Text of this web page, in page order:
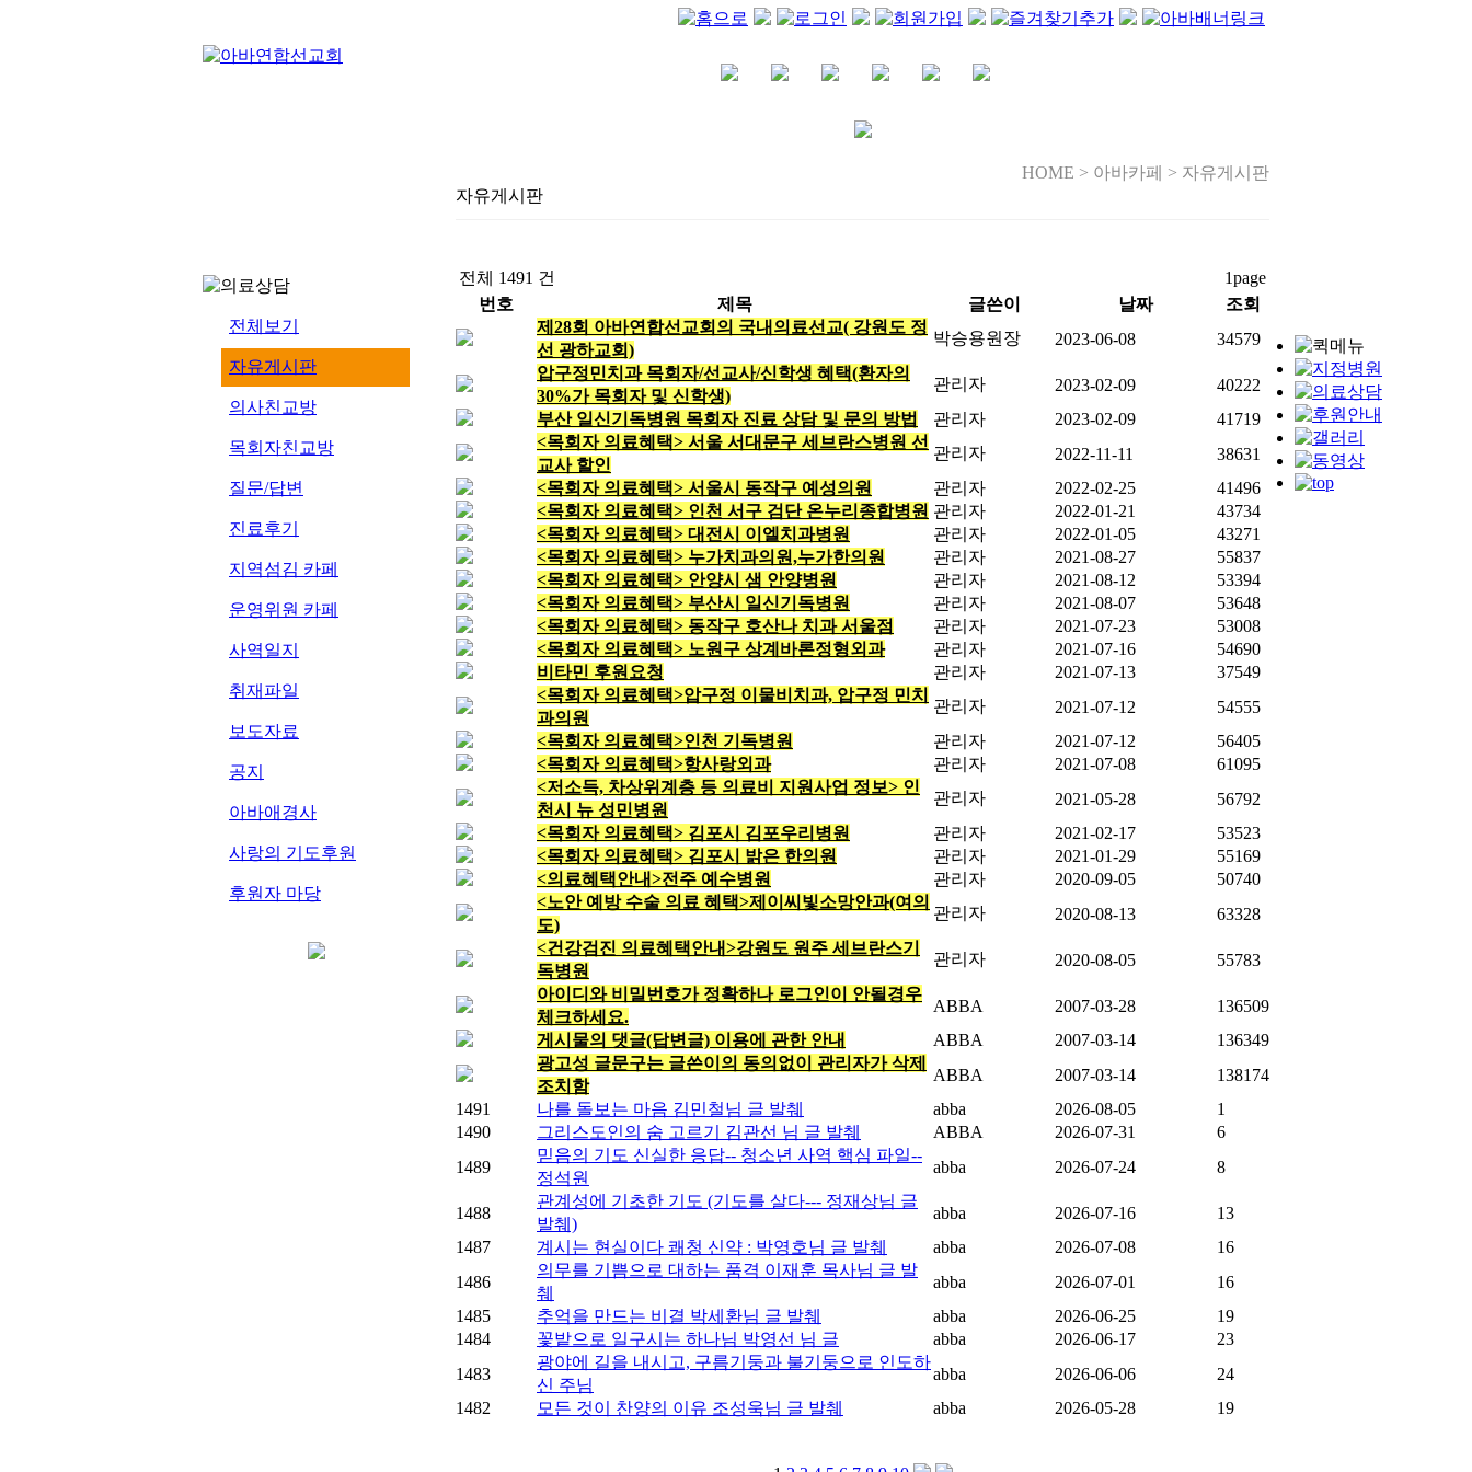
전체보기
자유게시판
의사친교방
목회자친교방
질문/답변
진료후기
지역섬김 카페
운영위원 카페
사역일지
취재파일
보도자료
공지
아바애경사
사랑의 기도후원
후원자 마당
HOME > 아바카페 > 자유게시판
자유게시판
전체 1491 건
1page
번호
제목 글쓴이 날짜
조회
제28회 아바연합선교회의 국내의료선교( 강원도 정
선 광하교회)
박승용원장 2023-06-08
34579
압구정민치과 목회자/선교사/신학생 혜택(환자의
30%가 목회자 및 신학생)
관리자 2023-02-09
40222
부산 일신기독병원 목회자 진료 상담 및 문의 방법
관리자 2023-02-09
41719
<목회자 의료혜택> 서울 서대문구 세브란스병원 선
교사 할인
관리자 2022-11-11
38631
<목회자 의료혜택> 서울시 동작구 예성의원
관리자 2022-02-25
41496
<목회자 의료혜택> 인천 서구 검단 온누리종합병원 관리자 2022-01-21
43734
<목회자 의료혜택> 대전시 이엘치과병원
관리자 2022-01-05
43271
<목회자 의료혜택> 누가치과의원,누가한의원
관리자 2021-08-27
55837
<목회자 의료혜택> 안양시 샘 안양병원
관리자 2021-08-12
53394
<목회자 의료혜택> 부산시 일신기독병원
관리자 2021-08-07
53648
<목회자 의료혜택> 동작구 호산나 치과 서울점
관리자 2021-07-23
53008
<목회자 의료혜택> 노원구 상계바론정형외과
관리자 2021-07-16
54690
비타민 후원요청
관리자 2021-07-13
37549
<목회자 의료혜택>압구정 이물비치과, 압구정 민치
과의원
관리자 2021-07-12
54555
<목회자 의료혜택>인천 기독병원
관리자 2021-07-12
56405
<목회자 의료혜택>항사랑외과
관리자 2021-07-08
61095
<저소득, 차상위계층 등 의료비 지원사업 정보> 인
천시 뉴 성민병원
관리자 2021-05-28
56792
<목회자 의료혜택> 김포시 김포우리병원
관리자 2021-02-17
53523
<목회자 의료혜택> 김포시 밝은 한의원
관리자 2021-01-29
55169
<의료혜택안내>전주 예수병원
관리자 2020-09-05
50740
<노안 예방 수술 의료 혜택>제이씨빛소망안과(여의
도)
관리자 2020-08-13
63328
<건강검진 의료혜택안내>강원도 원주 세브란스기
독병원
관리자 2020-08-05
55783
아이디와 비밀번호가 정확하나 로그인이 안될경우
체크하세요.
ABBA 2007-03-28
136509
게시물의 댓글(답변글) 이용에 관한 안내
ABBA 2007-03-14
136349
광고성 글문구는 글쓴이의 동의없이 관리자가 삭제
조치함
ABBA 2007-03-14
138174
1491
나를 돌보는 마음 김민철님 글 발췌 abba 2026-08-05
1
1490
그리스도인의 숨 고르기 김관선 님 글 발췌 ABBA 2026-07-31
6
1489
믿음의 기도 신실한 응답-- 청소년 사역 핵심 파일--
정석원
abba 2026-07-24 8
1488
관계성에 기초한 기도 (기도를 살다--- 정재상님 글
발췌)
abba 2026-07-16
13
1487
계시는 현실이다 쾌청 신약 : 박영호님 글 발췌 abba 2026-07-08
16
1486
의무를 기쁨으로 대하는 품격 이재훈 목사님 글 발
췌
abba 2026-07-01
16
1485
추억을 만드는 비결 박세환님 글 발췌 abba 2026-06-25
19
1484
꽃밭으로 일구시는 하나님 박영선 님 글 abba 2026-06-17
23
1483
광야에 길을 내시고, 구름기둥과 불기둥으로 인도하
신 주님
abba 2026-06-06
24
1482
모든 것이 찬양의 이유 조성욱님 글 발췌 abba 2026-05-28 19